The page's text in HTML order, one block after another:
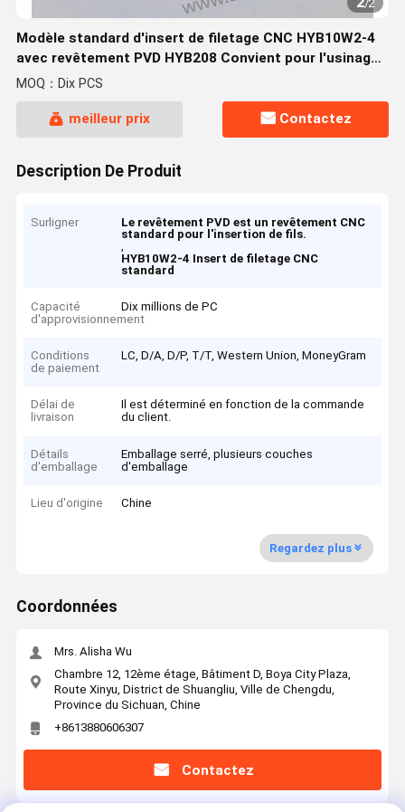
/2
Modèle standard d'insert de filetage CNC HYB10W2-4
avec revêtement PVD HYB208 Convient pour l'usinage
de matériaux difficiles à usiner, sauf
MOQ：Dix PCS
meilleur prix Contactez
Description De Produit
Surligner
Le revêtement PVD est un revêtement CNC
standard pour l'insertion de fils.
,
HYB10W2-4 Insert de filetage CNC
standard
Capacité
d'approvisionnement
Dix millions de PC
Conditions
de paiement
LC, D/A, D/P, T/T, Western Union, MoneyGram
Délai de
livraison
Il est déterminé en fonction de la commande
du client.
Détails
d'emballage
Emballage serré, plusieurs couches
d'emballage
Lieu d'origine Chine
Regardez plus
Coordonnées
Mrs. Alisha Wu
Chambre 12, 12ème étage, Bâtiment D, Boya City Plaza,
Route Xinyu, District de Shuangliu, Ville de Chengdu,
Province du Sichuan, Chine
+8613880606307
Contactez